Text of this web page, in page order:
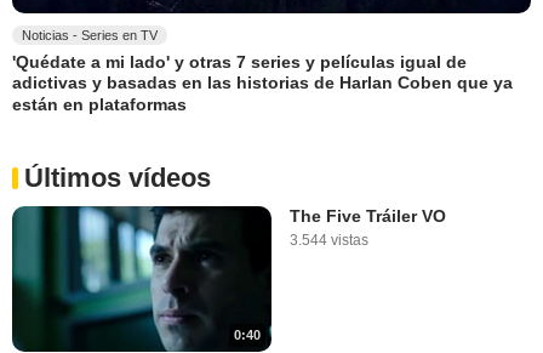
Noticias - Series en TV
'Quédate a mi lado' y otras 7 series y películas igual de
adictivas y basadas en las historias de Harlan Coben que ya
están en plataformas
Últimos vídeos
0:40
The Five Tráiler VO
3.544 vistas